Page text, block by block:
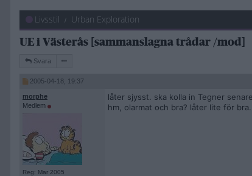
Livsstil Urban Exploration
UE i Västerås [sammanslagna trådar /mod]
Svara
2005-04-18, 19:37
morphe
Medlem
Reg: Mar 2005
låter sjysst. ska kolla in Tegner
hm, olarmat och bra? låter lite för